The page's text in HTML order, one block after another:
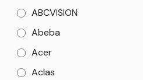
ABCVISION
Abeba
Acer
Aclas